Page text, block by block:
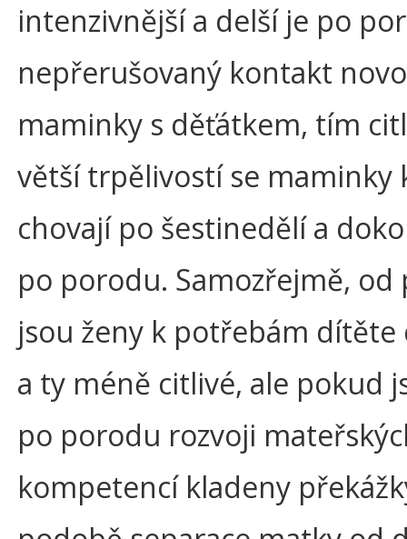
intenzivnější a delší je po
nepřerušovaný kontakt
maminky s děťátkem, tím
větší trpělivostí se maminky
chovají po šestinedělí a
po porodu. Samozřejmě,
jsou ženy k potřebám dítěte
a ty méně citlivé, ale pokud
po porodu rozvoji
kompetencí kladeny